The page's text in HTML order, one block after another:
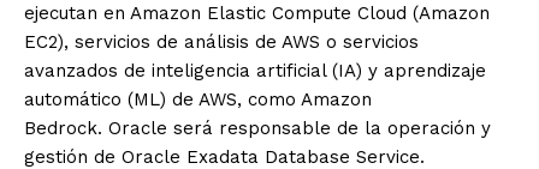
ejecutan en Amazon Elastic Compute Cloud (Amazon
EC2), servicios de análisis de AWS o servicios
avanzados de inteligencia artificial (IA) y aprendizaje
automático (ML) de AWS, como Amazon
Bedrock. Oracle será responsable de la operación y
gestión de Oracle Exadata Database Service.